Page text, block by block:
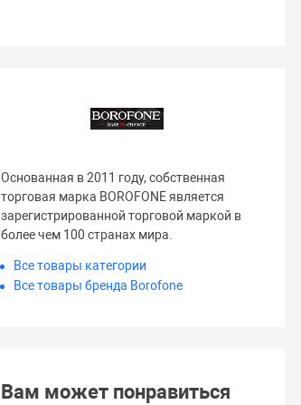
Основанная в 2011 году, собственная
торговая марка BOROFONE является
зарегистрированной торговой маркой в ​​
более чем 100 странах мира.
Все товары категории
Все товары бренда Borofone
Вам может понравиться